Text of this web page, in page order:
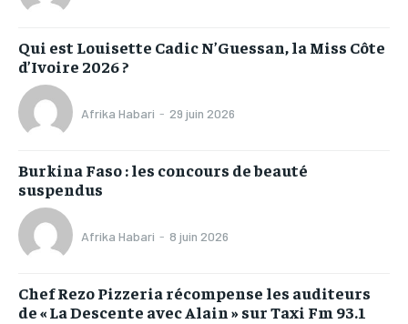
Qui est Louisette Cadic N’Guessan, la Miss Côte
d’Ivoire 2026 ?
Afrika Habari - 29 juin 2026
Burkina Faso : les concours de beauté
suspendus
Afrika Habari - 8 juin 2026
Chef Rezo Pizzeria récompense les auditeurs
de « La Descente avec Alain » sur Taxi Fm 93.1